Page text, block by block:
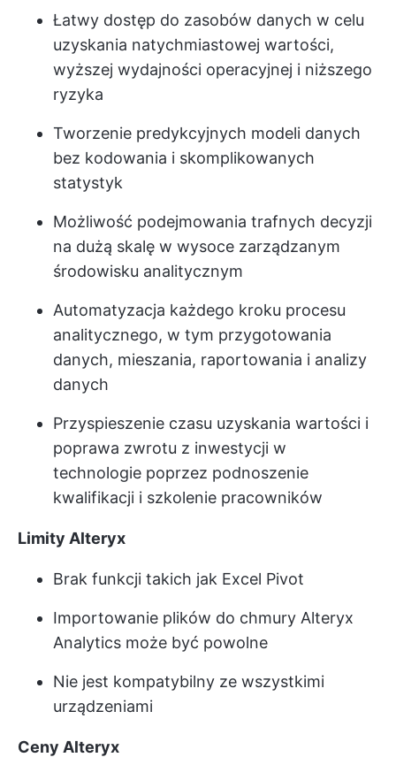
Łatwy dostęp do zasobów danych w celu
uzyskania natychmiastowej wartości,
wyższej wydajności operacyjnej i niższego
ryzyka
Tworzenie predykcyjnych modeli danych
bez kodowania i skomplikowanych
statystyk
Możliwość podejmowania trafnych decyzji
na dużą skalę w wysoce zarządzanym
środowisku analitycznym
Automatyzacja każdego kroku procesu
analitycznego, w tym przygotowania
danych, mieszania, raportowania i analizy
danych
Przyspieszenie czasu uzyskania wartości i
poprawa zwrotu z inwestycji w
technologie poprzez podnoszenie
kwalifikacji i szkolenie pracowników
Limity Alteryx
Brak funkcji takich jak Excel Pivot
Importowanie plików do chmury Alteryx
Analytics może być powolne
Nie jest kompatybilny ze wszystkimi
urządzeniami
Ceny Alteryx